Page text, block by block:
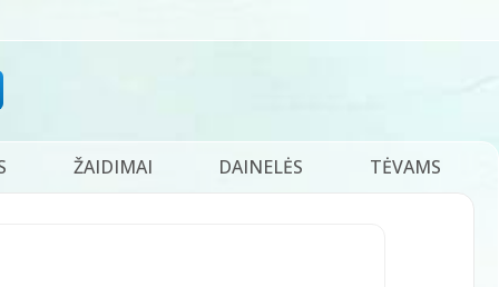
ŽAIDIMAI DAINELĖS TĖVAMS